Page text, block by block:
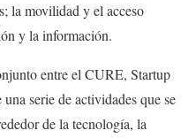
la movilidad y el acceso
y la información.
entre el CURE, Startup
serie de actividades que se
de la tecnología, la